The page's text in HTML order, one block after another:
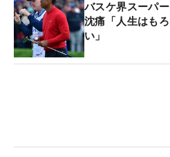
バスケ界スーパ
沈痛「人生はも
い」